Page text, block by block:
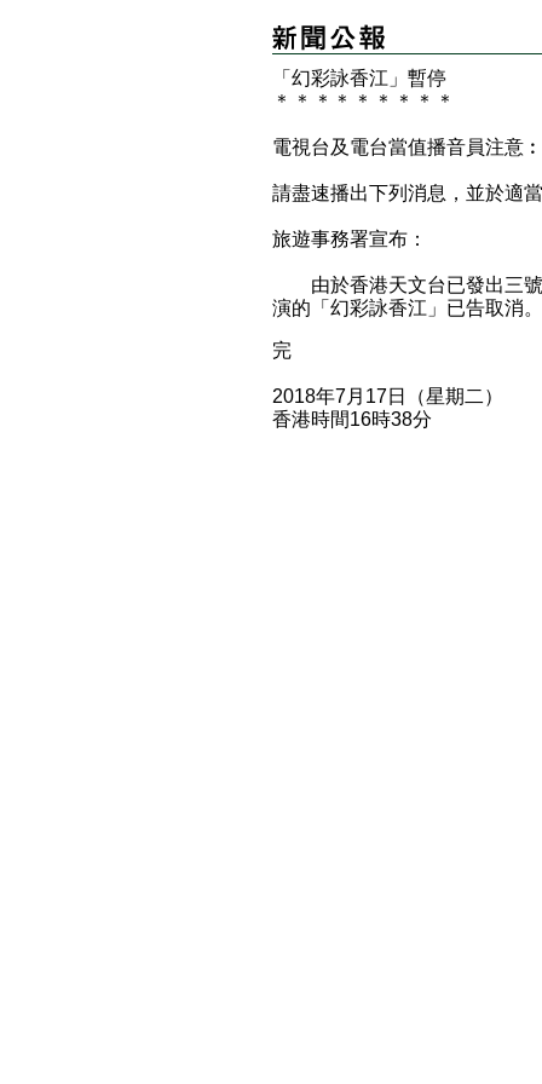
「幻彩詠香江」暫停
＊
＊ ＊ ＊ ＊ ＊ ＊ ＊ ＊
電視台及電台當值播音員注意︰
請盡速播出下列消息，並於適
旅遊事務署宣布：
由於香港天文台已發出三號
演的「幻彩詠香江」已告取消。
完
2018年7月17日（星期二）
香港時間16時38分